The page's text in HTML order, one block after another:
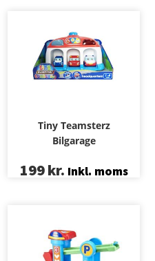
Tiny Teamsterz
Bilgarage
199kr. Inkl. moms